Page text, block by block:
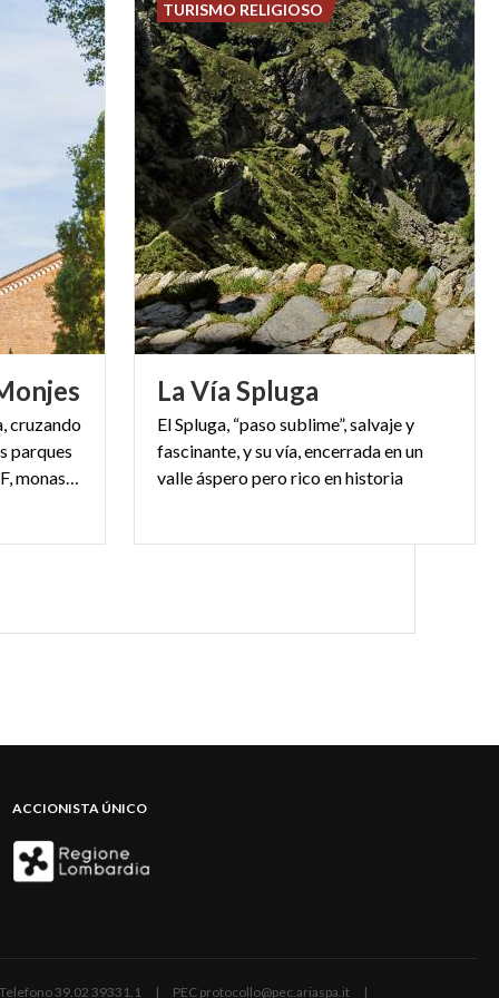
cruzando
parques
protegidos, un oasis de WWF, monasterios y abadías
La Vía Spluga
El Spluga, “paso sublime”, salvaje y
fascinante, y su vía, encerrada en un
valle áspero pero rico en historia
TURISMO RELIGIOSO
ACCIONISTA ÚNICO
39.02 39331.1 | PEC protocollo@pec.ariaspa.it |